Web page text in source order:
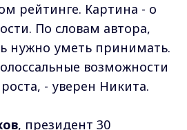
рейтинге. Картина - о
По словам автора,
нужно уметь принимать.
возможности
- уверен Никита.
, президент 30